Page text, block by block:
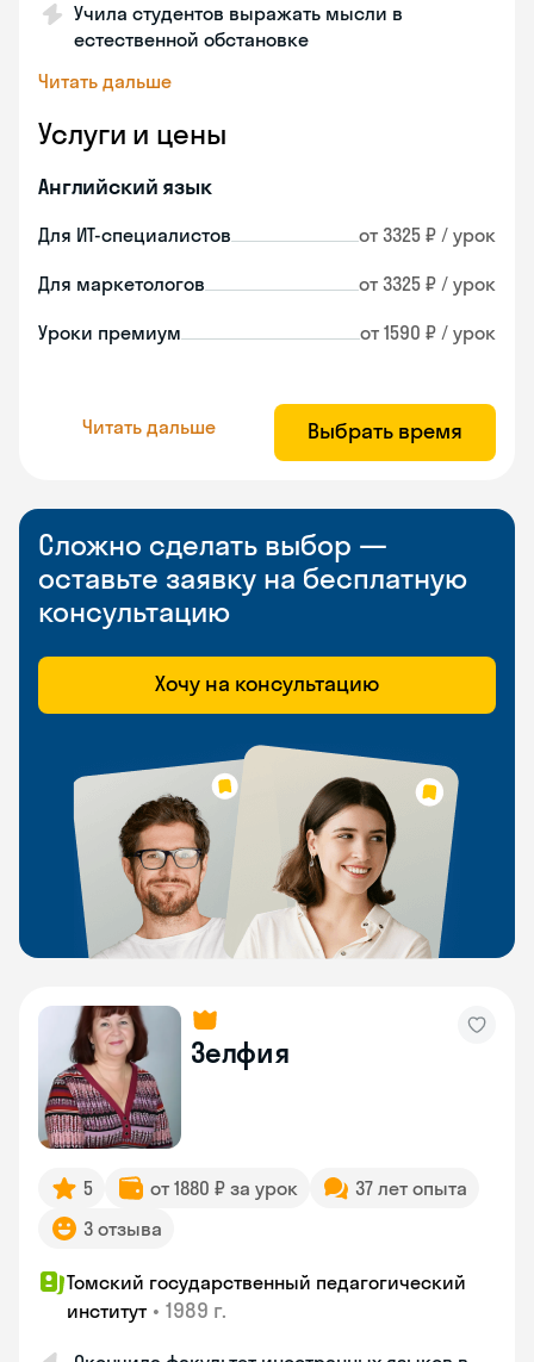
Учила студентов выражать мысли в
естественной обстановке
Читать дальше
Услуги и цены
Английский язык
Для ИТ-специалистов от 3325 ₽ / урок
Для маркетологов от 3325 ₽ / урок
Уроки премиум от 1590 ₽ / урок
Читать дальше Выбрать время
Сложно сделать выбор —
оставьте заявку на бесплатную
консультацию
Хочу на консультацию
Зелфия
5 от 1880 ₽ за урок
37 лет опыта
3 отзыва
Томский государственный педагогический
институт • 1989 г.